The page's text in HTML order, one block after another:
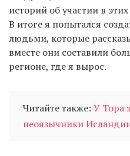
историй об участии в
В итоге я попытался
людьми, которые
вместе они составили
регионе, где я вырос.
Читайте также: У Тора
неоязычники